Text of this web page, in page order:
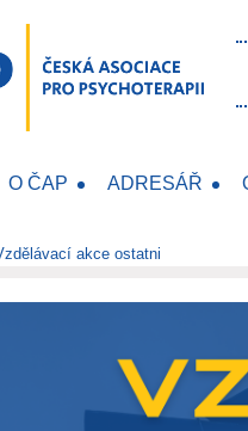
O ČAP ADRESÁŘ
akce ostatni